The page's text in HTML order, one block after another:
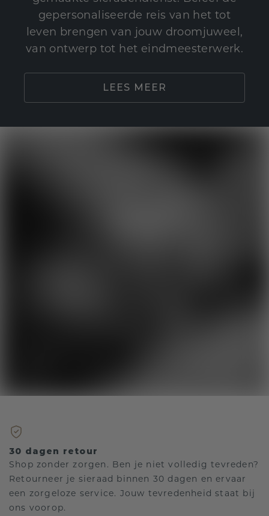
gepersonaliseerde reis van het tot
leven brengen van jouw droomjuweel,
van ontwerp tot het eindmeesterwerk.
LEES MEER
30 dagen retour
Shop zonder zorgen. Ben je niet volledig tevreden?
Retourneer je sieraad binnen 30 dagen en ervaar
een zorgeloze service. Jouw tevredenheid staat bij
ons voorop.